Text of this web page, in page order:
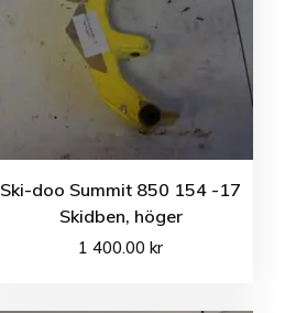
Ski-doo Summit 850 154 -17
Skidben, höger
1 400.00kr